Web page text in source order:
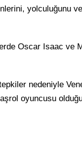
yolculuğunu
Oscar Isaac ve
nedeniyle
oyuncusu